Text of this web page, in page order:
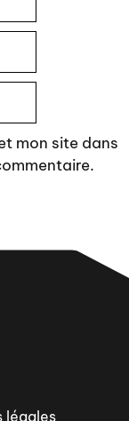
mon site dans
légales